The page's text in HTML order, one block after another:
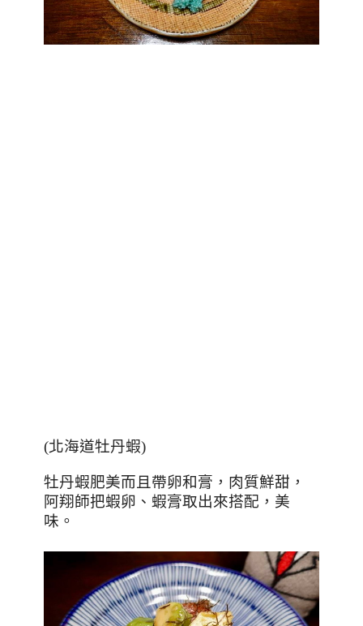
(北海道牡丹蝦)
牡丹蝦肥美而且帶卵和膏，肉質鮮甜，
阿翔師把蝦卵、蝦膏取出來搭配，美
味。